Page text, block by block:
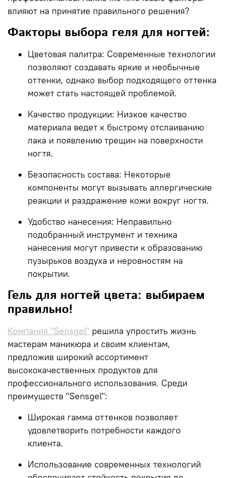
влияют на принятие правильного решения?
Факторы выбора геля для ногтей:
Цветовая палитра: Современные технологии
позволяют создавать яркие и необычные
оттенки, однако выбор подходящего оттенка
может стать настоящей проблемой.
Качество продукции: Низкое качество
материала ведет к быстрому отслаиванию
лака и появлению трещин на поверхности
ногтя.
Безопасность состава: Некоторые
компоненты могут вызывать аллергические
реакции и раздражение кожи вокруг ногтя.
Удобство нанесения: Неправильно
подобранный инструмент и техника
нанесения могут привести к образованию
пузырьков воздуха и неровностям на
покрытии.
Гель для ногтей цвета: выбираем
правильно!
Компания "Sensgel" решила упростить жизнь
мастерам маникюра и своим клиентам,
предложив широкий ассортимент
высококачественных продуктов для
профессионального использования. Среди
преимуществ "Sensgel":
Широкая гамма оттенков позволяет
удовлетворить потребности каждого
клиента.
Использование современных технологий